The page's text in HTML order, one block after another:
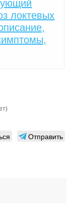
локтевых
Отправить